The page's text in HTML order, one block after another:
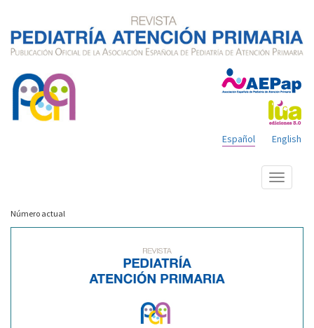
English
Español
Mostrar
menú
Número actual